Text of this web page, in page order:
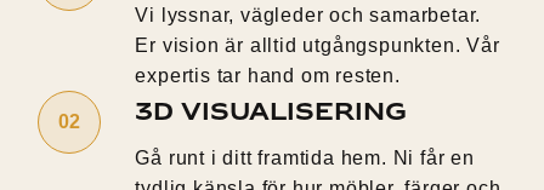
Vi lyssnar, vägleder och samarbetar.
Er vision är alltid utgångspunkten. Vår
expertis tar hand om resten.
3D Visualisering
Gå runt i ditt framtida hem. Ni får en